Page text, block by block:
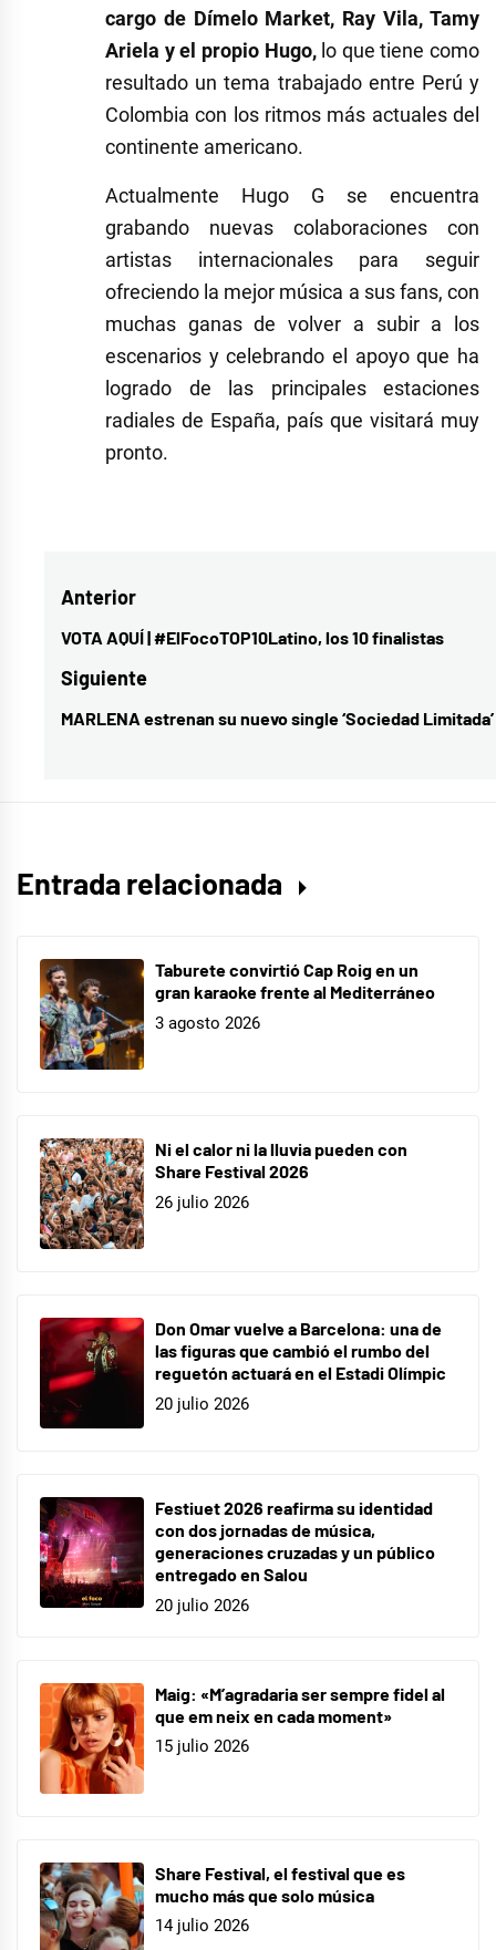
cargo de Dímelo Market, Ray Vila, Tamy
Ariela y el propio Hugo,lo que tiene como
resultado un tema trabajado entre Perú y
Colombia con los ritmos más actuales del
continente americano.
Actualmente Hugo G se encuentra
grabando nuevas colaboraciones con
artistas internacionales para seguir
ofreciendo la mejor música a sus fans, con
muchas ganas de volver a subir a los
escenarios y celebrando el apoyo que ha
logrado de las principales estaciones
radiales de España, país que visitará muy
pronto.
g
Navegación
de
entradas
Anterior
Entrada
anterior:
VOTA AQUÍ | #ElFocoTOP10Latino, los 10 finalistas
Siguiente
Entrada
MARLENA estrenan su nuevo single ‘Sociedad Limitada’
Entrada relacionada
Taburete convirtió Cap Roig en un
gran karaoke frente al Mediterráneo
3 agosto 2026
Ni el calor ni la lluvia pueden con
Share Festival 2026
26 julio 2026
Don Omar vuelve a Barcelona: una de
las figuras que cambió el rumbo del
reguetón actuará en el Estadi Olímpic
20 julio 2026
Festiuet 2026 reafirma su identidad
con dos jornadas de música,
generaciones cruzadas y un público
entregado en Salou
20 julio 2026
Maig: «M’agradaria ser sempre fidel al
que em neix en cada moment»
15 julio 2026
Share Festival, el festival que es
mucho más que solo música
14 julio 2026